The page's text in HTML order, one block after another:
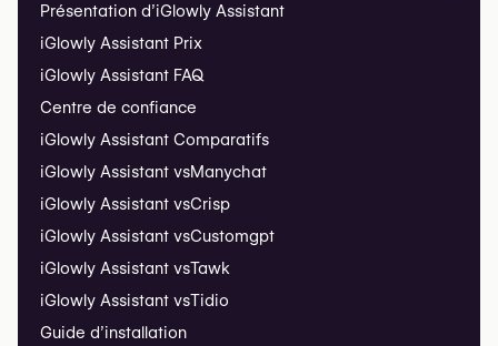
Présentation d’iGlowly Assistant
iGlowly Assistant Prix
iGlowly Assistant FAQ
Centre de confiance
iGlowly Assistant Comparatifs
iGlowly Assistant vsManychat
iGlowly Assistant vsCrisp
iGlowly Assistant vsCustomgpt
iGlowly Assistant vsTawk
iGlowly Assistant vsTidio
Guide d’installation